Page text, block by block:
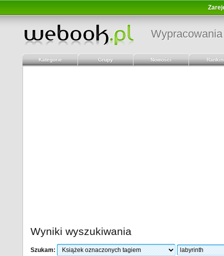
Wypracowania
Kategorie Grupy Nowości
Wyniki wyszukiwania
Szukam: